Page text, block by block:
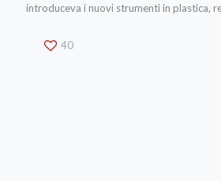
introduceva i nuovi strumenti in plastica,
40